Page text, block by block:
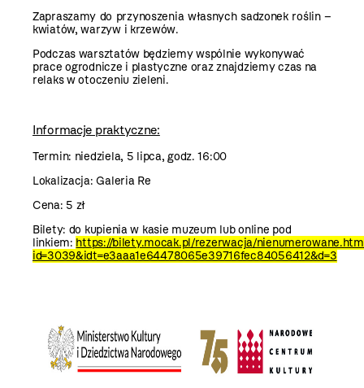
Zapraszamy do przynoszenia własnych sadzonek roślin–
kwiatów, warzyw i krzewów.
Podczas warsztatów będziemy wspólnie wykonywać
prace ogrodnicze i plastyczne oraz znajdziemy czas na
relaks w otoczeniu zieleni.
Informacje praktyczne:
Termin: niedziela, 5 lipca, godz. 16:00
Lokalizacja: Galeria Re
Cena: 5 zł
Bilety: do kupienia w kasie muzeum lub online pod
linkiem: https://bilety.mocak.pl/rezerwacja/
id=3039&idt=e3aaa1e64478065e39716fec84056412&d=3